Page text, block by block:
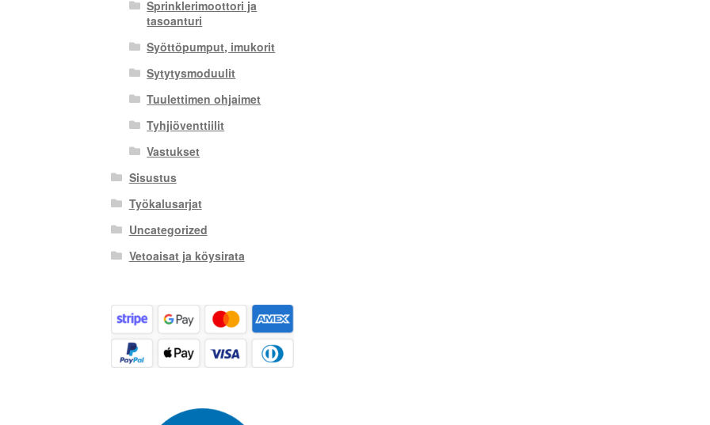
Sprinklerimoottori ja
tasoanturi
Syöttöpumput, imukorit
Sytytysmoduulit
Tuulettimen ohjaimet
Tyhjiöventtiilit
Vastukset
Sisustus
Työkalusarjat
Uncategorized
Vetoaisat ja köysirata